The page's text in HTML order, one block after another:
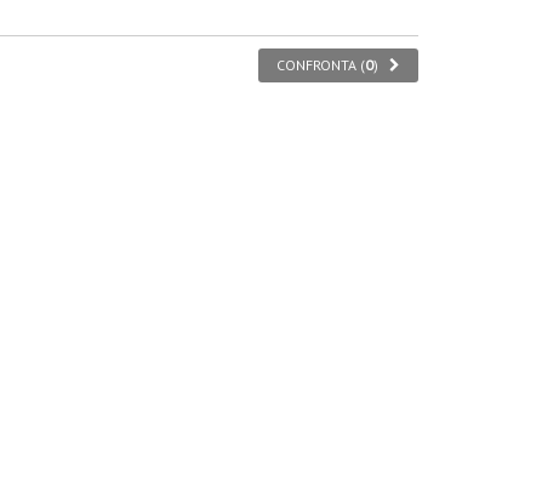
CONFRONTA (0)